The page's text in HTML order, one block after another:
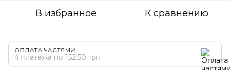
В избранное К сравнению
ОПЛАТА ЧАСТЯМИ
4 платежа по 152.50 грн